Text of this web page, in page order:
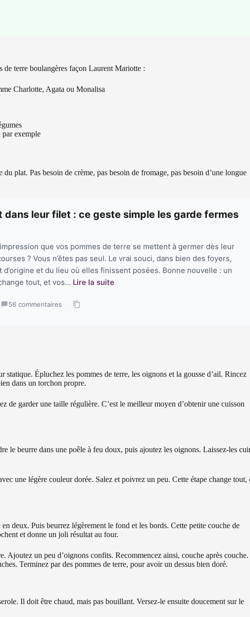
de terre boulangères façon Laurent Mariotte :
Charlotte, Agata ou Monalisa
exemple
plat. Pas besoin de crème, pas besoin de fromage, pas besoin d’une longue
dans leur filet : ce geste simple les garde fermes
que vos pommes de terre se mettent à germer dès leur
? Vous n’êtes pas seul. Le vrai souci, dans bien des foyers,
d’origine et du lieu où elles finissent posées. Bonne nouvelle : un
tout, et vos... Lire la suite
56 commentaires ·
statique. Épluchez les pommes de terre, les oignons et la gousse d’ail. Rincez
dans un torchon propre.
de garder une taille régulière. C’est le meilleur moyen d’obtenir une cuisson
le beurre dans une poêle à feu doux, puis ajoutez les oignons. Laissez-les
une légère couleur dorée. Salez et poivrez un peu. Cette étape change tout,
deux. Puis beurrez légèrement le fond et les bords. Cette petite couche de
et donne un joli résultat au four.
Ajoutez un peu d’oignons confits. Recommencez ainsi, couche après couche.
Terminez par des pommes de terre, pour avoir un dessus bien doré.
Il doit être chaud, mais pas bouillant. Versez-le ensuite doucement sur le